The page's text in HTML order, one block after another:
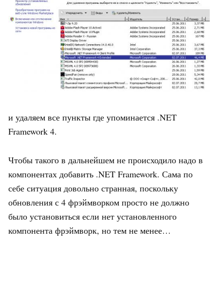
и удаляем все пункты где упоминается .NET
Framework 4.
Чтобы такого в дальнейшем не происходило надо в
компонентах добавить .NET Framework. Сама по
себе ситуация довольно странная, поскольку
обновления с 4 фрэймворком просто не должно
было установиться если нет установленного
компонента фрэймворк, но тем не менее…